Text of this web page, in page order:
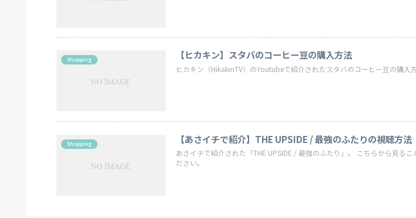
Shopping 【ヒカキン】スタバのコーヒー豆の購入方法
ヒカキン（HikakinTV）のYoutubeで紹介されたスタバのコーヒー豆の購入
Shopping 【あさイチで紹介】THE UPSIDE / 最強のふたりの視聴方法
あさイチで紹介された「THE UPSIDE / 最強のふたり」。 こちらから見るこ
ださい。